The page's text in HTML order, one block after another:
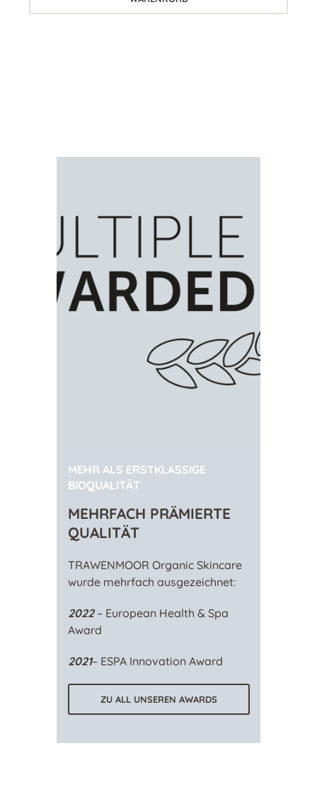
MEHR ALS ERSTKLASSIGE
BIOQUALITÄT
MEHRFACH PRÄMIERTE
QUALITÄT
TRAWENMOOR Organic Skincare
wurde mehrfach ausgezeichnet:
2022 – European Health & Spa
Award
2021– ESPA Innovation Award
ZU ALL UNSEREN AWARDS